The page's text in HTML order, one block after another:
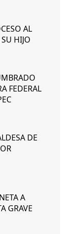
AL
HIJO
FEDERAL
DE
A
GRAVE